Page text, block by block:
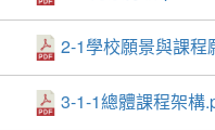
2-1學校願景與課程
3-1-1總體課程架構